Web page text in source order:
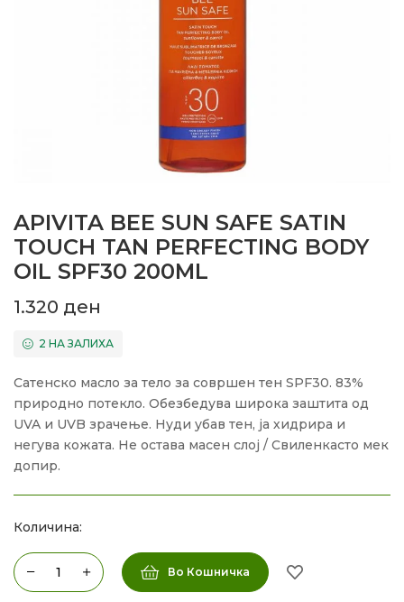
APIVITA BEE SUN SAFE SATIN
TOUCH TAN PERFECTING BODY
OIL SPF30 200ML
1.320 ден
2 НА ЗАЛИХА
Сатенско масло за тело за совршен тен SPF30. 83%
природно потекло. Обезбедува широка заштита од
UVA и UVB зрачење. Нуди убав тен, ја хидрира и
негува кожата. Не остава масен слој / Свиленкасто мек
допир.
Количина:
Во Кошничка